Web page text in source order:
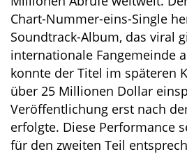
Chart-Nummer-eins-Single
Soundtrack-Album, das viral
internationale Fangemeinde
konnte der Titel im späteren
über 25 Millionen Dollar
Veröffentlichung erst nach
erfolgte. Diese Performance
für den zweiten Teil